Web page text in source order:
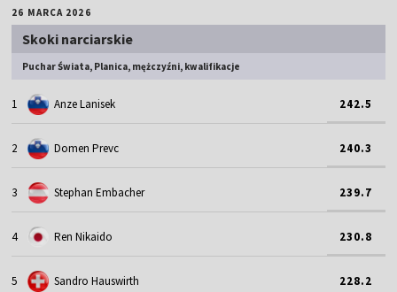
26 MARCA 2026
Skoki narciarskie
Puchar Świata, Planica, mężczyźni, kwalifikacje
1 Anze Lanisek 242.5
2 Domen Prevc 240.3
3 Stephan Embacher 239.7
4 Ren Nikaido 230.8
5 Sandro Hauswirth 228.2